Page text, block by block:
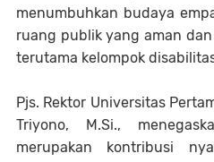
menumbuhkan budaya
ruang publik yang aman
terutama kelompok
Pjs. Rektor Universitas
Triyono, M.Si.,
merupakan kontribusi